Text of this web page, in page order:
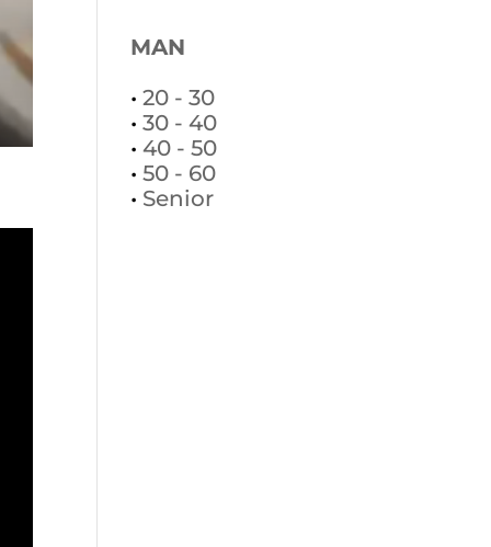
MAN
•20 - 30
•30 - 40
•40 - 50
•50 - 60
• Senior